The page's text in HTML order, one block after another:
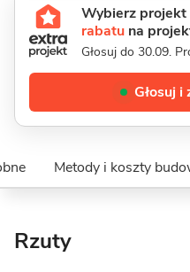
Wybierz projekt
rabatu na
Głosuj do 30.09.
Głosuj i
Metody i koszty
Rzuty